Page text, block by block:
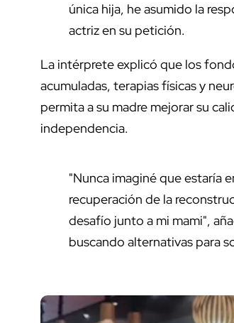
única hija, he asumido la
actriz en su petición.
La intérprete explicó que los
acumuladas, terapias físicas y
permita a su madre mejorar su
independencia.
"Nunca imaginé que estaría
recuperación de la
desafío junto a mi mami",
buscando alternativas para